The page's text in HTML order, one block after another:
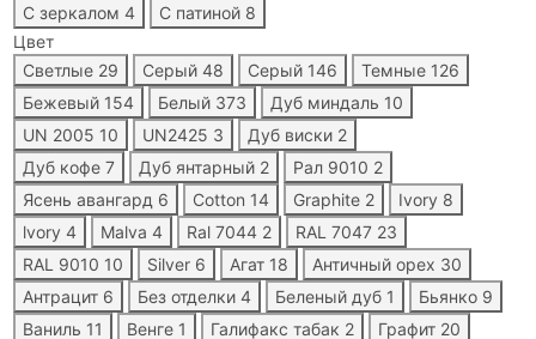
С зеркалом 4 С патиной 8
Цвет
Светлые 29 Серый 48 Серый 146 Темные 126
Бежевый 154 Белый 373 Дуб миндаль 10
UN 2005 10 UN2425 3 Дуб виски 2
Дуб кофе 7 Дуб янтарный 2 Рал 9010 2
Ясень авангард 6 Cotton 14 Graphite 2 Ivory 8
lvory 4 Malva 4 Ral 7044 2 RAL 7047 23
RAL 9010 10 Silver 6 Агат 18 Античный орех 30
Антрацит 6 Без отделки 4 Беленый дуб 1 Бьянко 9
Ваниль 11 Венге 1 Галифакс табак 2 Графит 20